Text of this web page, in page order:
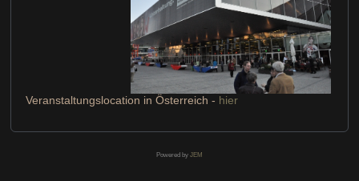
Veranstaltungslocation in Österreich - hier
Powered by JEM